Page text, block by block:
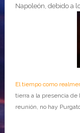
Napoleón, debido a
El tiempo como
tierra a la presencia
reunión, no hay